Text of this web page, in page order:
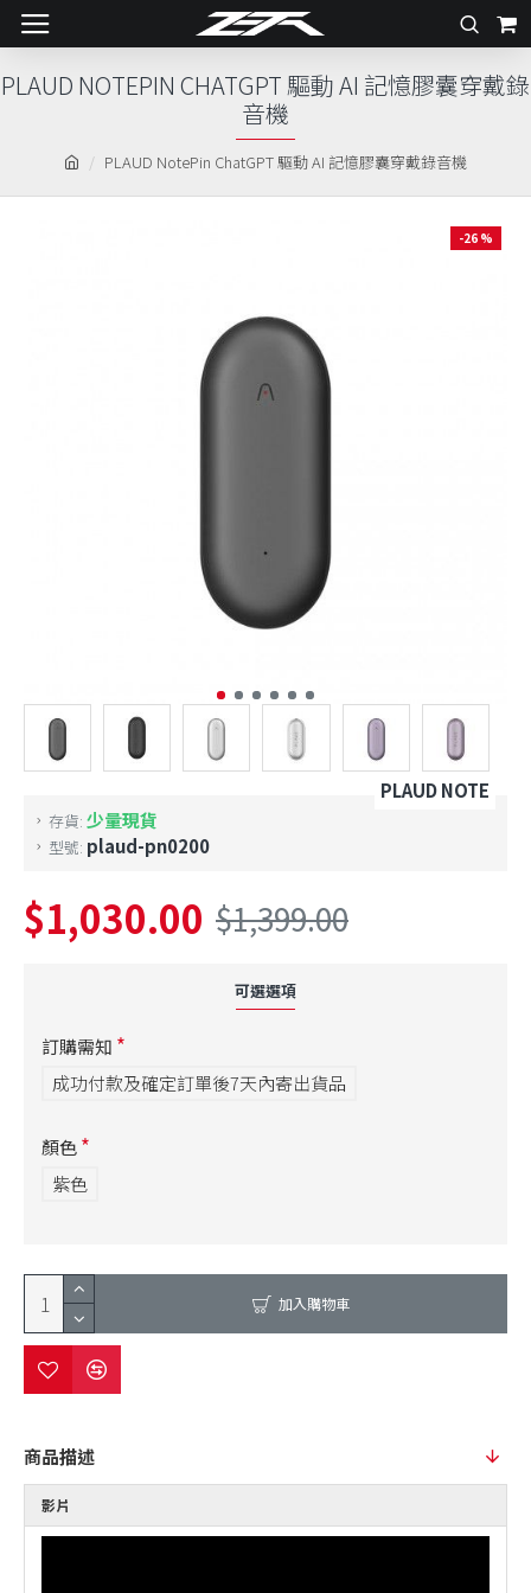
PLAUD NotePin ChatGPT 驅動 AI 記憶膠囊穿戴錄音機
PLAUD NOTEPIN CHATGPT 驅動 AI 記憶膠囊穿戴錄
音機
-26 %
存貨: 少量現貨
型號: plaud-pn0200
PLAUD NOTE
$1,030.00 $1,399.00
可選選項
訂購需知
成功付款及確定訂單後7天內寄出貨品
顏色
紫色
加入購物車
商品描述
影片